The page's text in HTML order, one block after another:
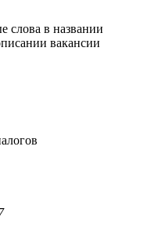
слова в названии
вакансии